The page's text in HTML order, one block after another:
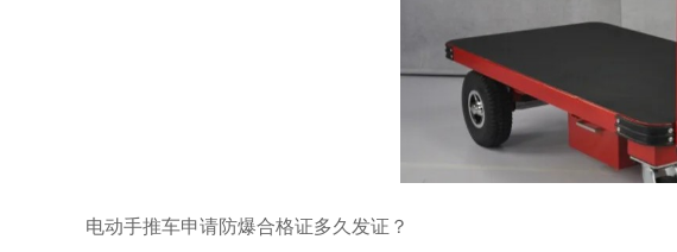
电动手推车申请防爆合格证多久发证？